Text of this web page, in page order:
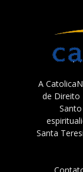
A
de Direito
Santa